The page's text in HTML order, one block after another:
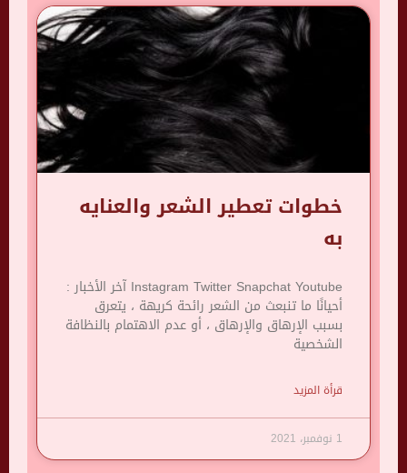
خطوات تعطير الشعر والعنايه
به
Instagram Twitter Snapchat Youtube آخر الأخبار :
أحيانًا ما تنبعث من الشعر رائحة كريهة ، يتعرق
بسبب الإرهاق والإرهاق ، أو عدم الاهتمام بالنظافة
الشخصية
قرأة المزيد
1 نوفمبر، 2021